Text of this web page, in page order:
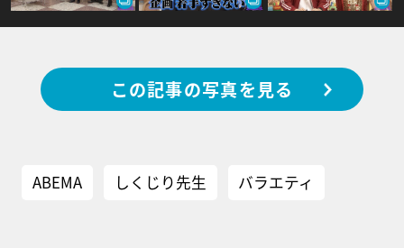
この記事の写真を見る
ABEMA しくじり先生 バラエティ